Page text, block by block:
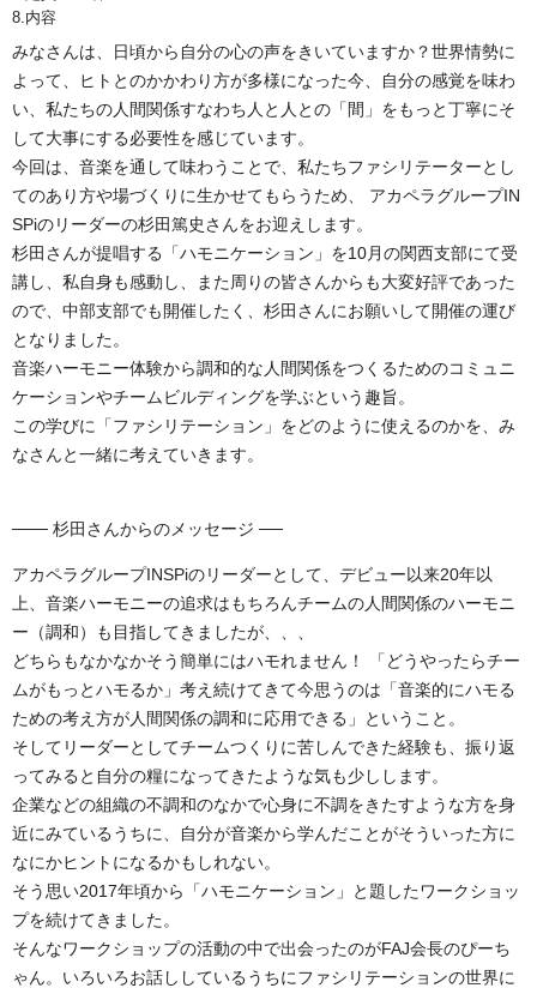
8.内容
みなさんは、日頃から自分の心の声をきいていますか？世界情勢に
よって、ヒトとのかかわり方が多様になった今、自分の感覚を味わ
い、私たちの人間関係すなわち人と人との「間」をもっと丁寧にそ
して大事にする必要性を感じています。
今回は、音楽を通して味わうことで、私たちファシリテーターとし
てのあり方や場づくりに生かせてもらうため、 アカペラグループIN
SPiのリーダーの杉田篤史さんをお迎えします。
杉田さんが提唱する「ハモニケーション」を10月の関西支部にて受
講し、私自身も感動し、また周りの皆さんからも大変好評であった
ので、中部支部でも開催したく、杉田さんにお願いして開催の運び
となりました。
音楽ハーモニー体験から調和的な人間関係をつくるためのコミュニ
ケーションやチームビルディングを学ぶという趣旨。
この学びに「ファシリテーション」をどのように使えるのかを、み
なさんと一緒に考えていきます。
─── 杉田さんからのメッセージ ──
アカペラグループINSPiのリーダーとして、デビュー以来20年以
上、音楽ハーモニーの追求はもちろんチームの人間関係のハーモニ
ー（調和）も目指してきましたが、、、
どちらもなかなかそう簡単にはハモれません！ 「どうやったらチー
ムがもっとハモるか」考え続けてきて今思うのは「音楽的にハモる
ための考え方が人間関係の調和に応用できる」ということ。
そしてリーダーとしてチームつくりに苦しんできた経験も、振り返
ってみると自分の糧になってきたような気も少しします。
企業などの組織の不調和のなかで心身に不調をきたすような方を身
近にみているうちに、自分が音楽から学んだことがそういった方に
なにかヒントになるかもしれない。
そう思い2017年頃から「ハモニケーション」と題したワークショッ
プを続けてきました。
そんなワークショップの活動の中で出会ったのがFAJ会長のぴーち
ゃん。いろいろお話ししているうちにファシリテーションの世界に